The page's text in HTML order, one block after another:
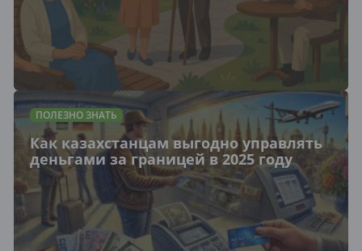
ПОЛЕЗНО ЗНАТЬ
Как казахстанцам выгодно управлять
деньгами за границей в 2025 году